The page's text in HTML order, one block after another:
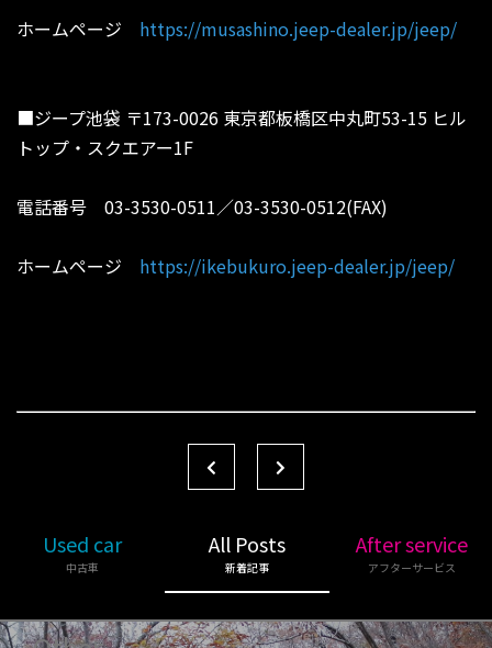
ホームページ https://musashino.jeep-dealer.jp/jeep/
■ジープ池袋 〒173-0026 東京都板橋区中丸町53-15 ヒル
トップ・スクエアー1F
電話番号 03-3530-0511／03-3530-0512(FAX)
ホームページ https://ikebukuro.jeep-dealer.jp/jeep/
Used car
中古車
All Posts
新着記事
After service
アフターサービス